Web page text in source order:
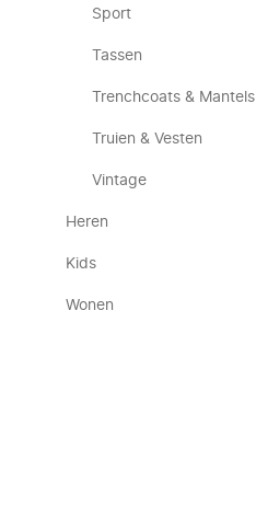
Sport
Tassen
Trenchcoats & Mantels
Truien & Vesten
Vintage
Heren
Kids
Wonen